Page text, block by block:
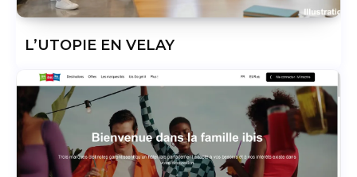
L’UTOPIE EN VELAY